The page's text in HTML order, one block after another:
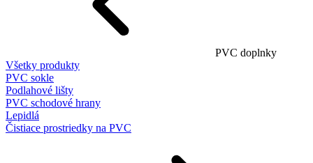
PVC doplnky
Všetky produkty
PVC sokle
Podlahové lišty
PVC schodové hrany
Lepidlá
Čistiace prostriedky na PVC